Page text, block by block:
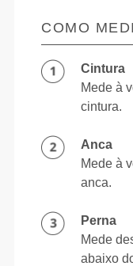
COMO
Cintura
Mede à
cintura.
Anca
Mede à
anca.
Perna
Mede
abaixo